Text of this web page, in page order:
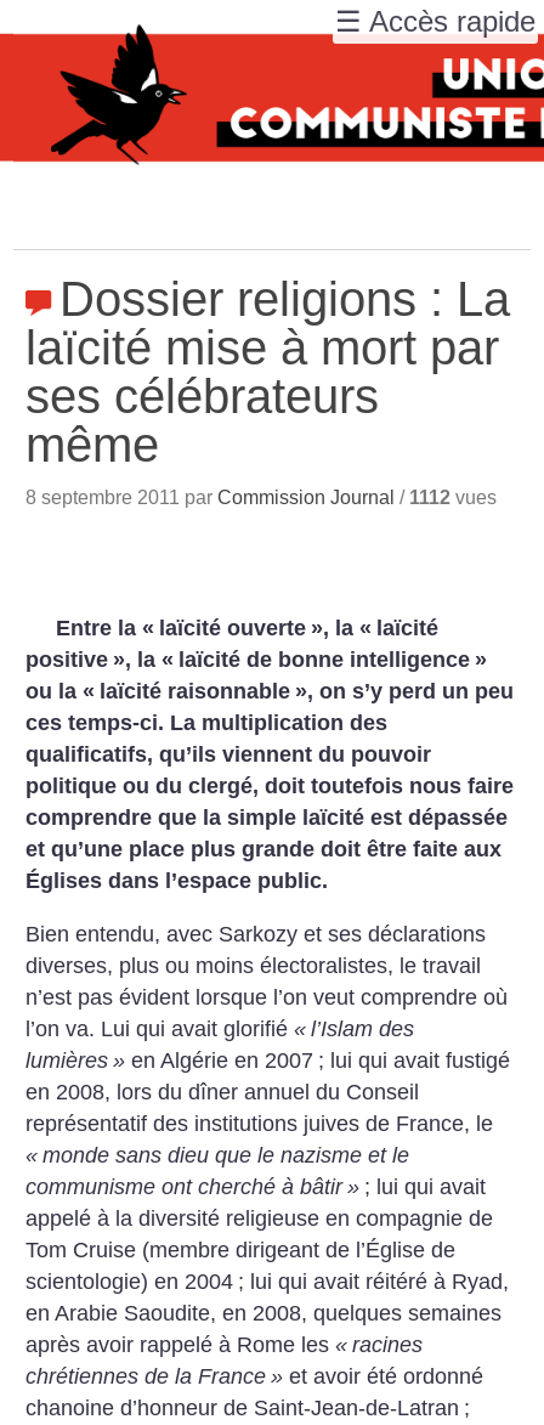
Dossier religions : La
laïcité mise à mort par
ses célébrateurs
même
8 septembre 2011 parCommission Journal / 1112 vues
Entre la « laïcité ouverte », la « laïcité
positive », la « laïcité de bonne intelligence »
ou la « laïcité raisonnable », on s’y perd un peu
ces temps-ci. La multiplication des
qualificatifs, qu’ils viennent du pouvoir
politique ou du clergé, doit toutefois nous faire
comprendre que la simple laïcité est dépassée
et qu’une place plus grande doit être faite aux
Églises dans l’espace public.
Bien entendu, avec Sarkozy et ses déclarations
diverses, plus ou moins électoralistes, le travail
n’est pas évident lorsque l’on veut comprendre où
l’on va. Lui qui avait glorifié « l’Islam des
lumières » en Algérie en 2007 ; lui qui avait fustigé
en 2008, lors du dîner annuel du Conseil
représentatif des institutions juives de France, le
« monde sans dieu que le nazisme et le
communisme ont cherché à bâtir » ; lui qui avait
appelé à la diversité religieuse en compagnie de
Tom Cruise (membre dirigeant de l’Église de
scientologie) en 2004 ; lui qui avait réitéré à Ryad,
en Arabie Saoudite, en 2008, quelques semaines
après avoir rappelé à Rome les« racines
chrétiennes de la France » et avoir été ordonné
chanoine d’honneur de Saint-Jean-de-Latran ;
☰ Accès rapide